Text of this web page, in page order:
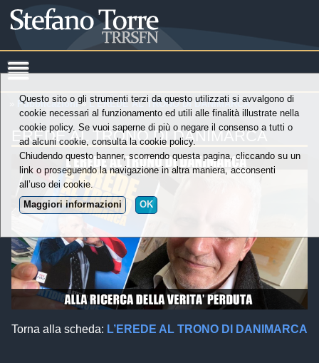
Pubblicazioni » L’EREDE AL TRONO DI DANIMARCA
EREDE AL TRONO DI DANIMARCA
Torna alla scheda: L’EREDE AL TRONO DI DANIMARCA
Questo sito o gli strumenti terzi da questo utilizzati si avvalgono di
cookie necessari al funzionamento ed utili alle finalità illustrate nella
cookie policy. Se vuoi saperne di più o negare il consenso a tutti o
ad alcuni cookie, consulta la cookie policy.
Chiudendo questo banner, scorrendo questa pagina, cliccando su un
link o proseguendo la navigazione in altra maniera, acconsenti
all’uso dei cookie.
Maggiori informazioni
OK